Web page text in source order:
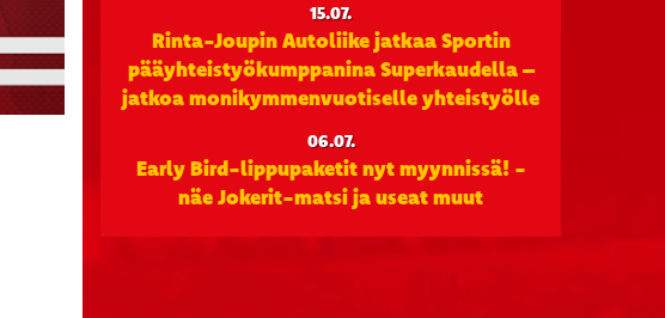
15.07.
Rinta-Joupin Autoliike jatkaa Sportin
pääyhteistyökumppanina Superkaudella –
jatkoa monikymmenvuotiselle yhteistyölle
06.07.
Early Bird-lippupaketit nyt myynnissä! -
näe Jokerit-matsi ja useat muut